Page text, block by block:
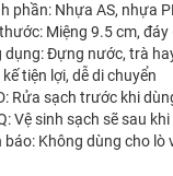
phần: Nhựa AS, nhựa
Miệng 9.5 cm,
dụng: Đựng nước, trà
kế tiện lợi, dễ di chuyển
Rửa sạch trước khi
Vệ sinh sạch sẽ sau
báo: Không dùng cho